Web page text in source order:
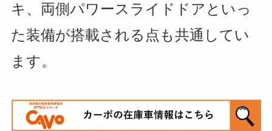
キ、両側パワースライドドアといっ
た装備が搭載される点も共通してい
ます。